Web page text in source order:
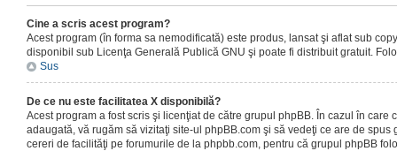
Cine a scris acest program?
Acest program (în forma sa nemodificată) este produs, lansat şi aflat sub
disponibil sub Licenţa Generală Publică GNU şi poate fi distribuit gratuit.
Sus
De ce nu este facilitatea X disponibilă?
Acest program a fost scris şi licenţiat de către grupul phpBB. În cazul în care
adaugată, vă rugăm să vizitaţi site-ul phpBB.com şi să vedeţi ce are de
cereri de facilităţi pe forumurile de la phpbb.com, pentru că grupul phpBB